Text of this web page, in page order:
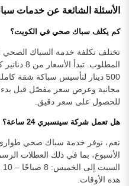
الأسئلة الشائعة عن خدمات
كم يكلف سباك صحي في الكويت؟
تختلف تكلفة خدمة السباك
المطلوب.
500 دينار لتأسيس سباكة شقة
للحصول على سعر دقيق.
هل تعمل شركة سينسبري 24 ساعة؟
الأسبوع، بما في ذلك العطلات
هذه الأوقات.